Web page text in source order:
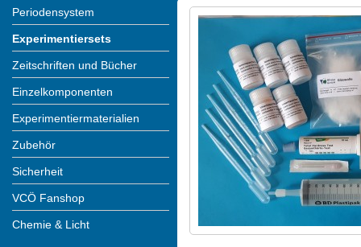
Periodensystem
Experimentiersets
Zeitschriften und Bücher
Einzelkomponenten
Experimentiermaterialien
Zubehör
Sicherheit
VCÖ Fanshop
Chemie & Licht